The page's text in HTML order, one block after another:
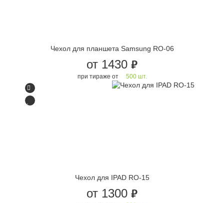
Чехол для планшета Samsung RO-06
от 1430 руб.
при тираже от 500 шт.
Чехол для IPAD RO-15
от 1300 руб.